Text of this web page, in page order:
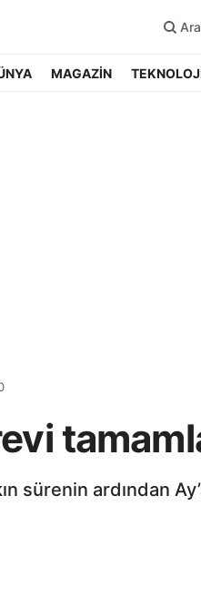
Ara
MAGAZİN
sürenin ardından